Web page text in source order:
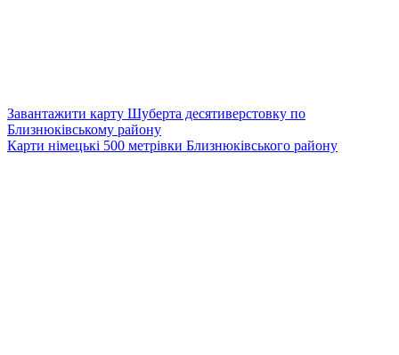
Завантажити карту Шуберта десятиверстовку по
Близнюківському району
Карти німецькі 500 метрівки Близнюківського району